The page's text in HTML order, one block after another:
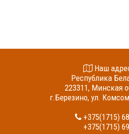
Наш
Республика
223311, Минская
г.Березино, ул.
+375(1715)
+375(1715)